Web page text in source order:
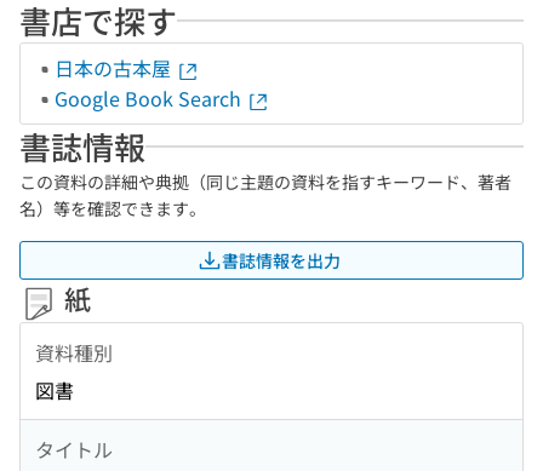
書店で探す
日本の古本屋
Google Book Search
書誌情報
この資料の詳細や典拠（同じ主題の資料を指すキーワード、著者
名）等を確認できます。
書誌情報を出力
紙
資料種別
図書
タイトル